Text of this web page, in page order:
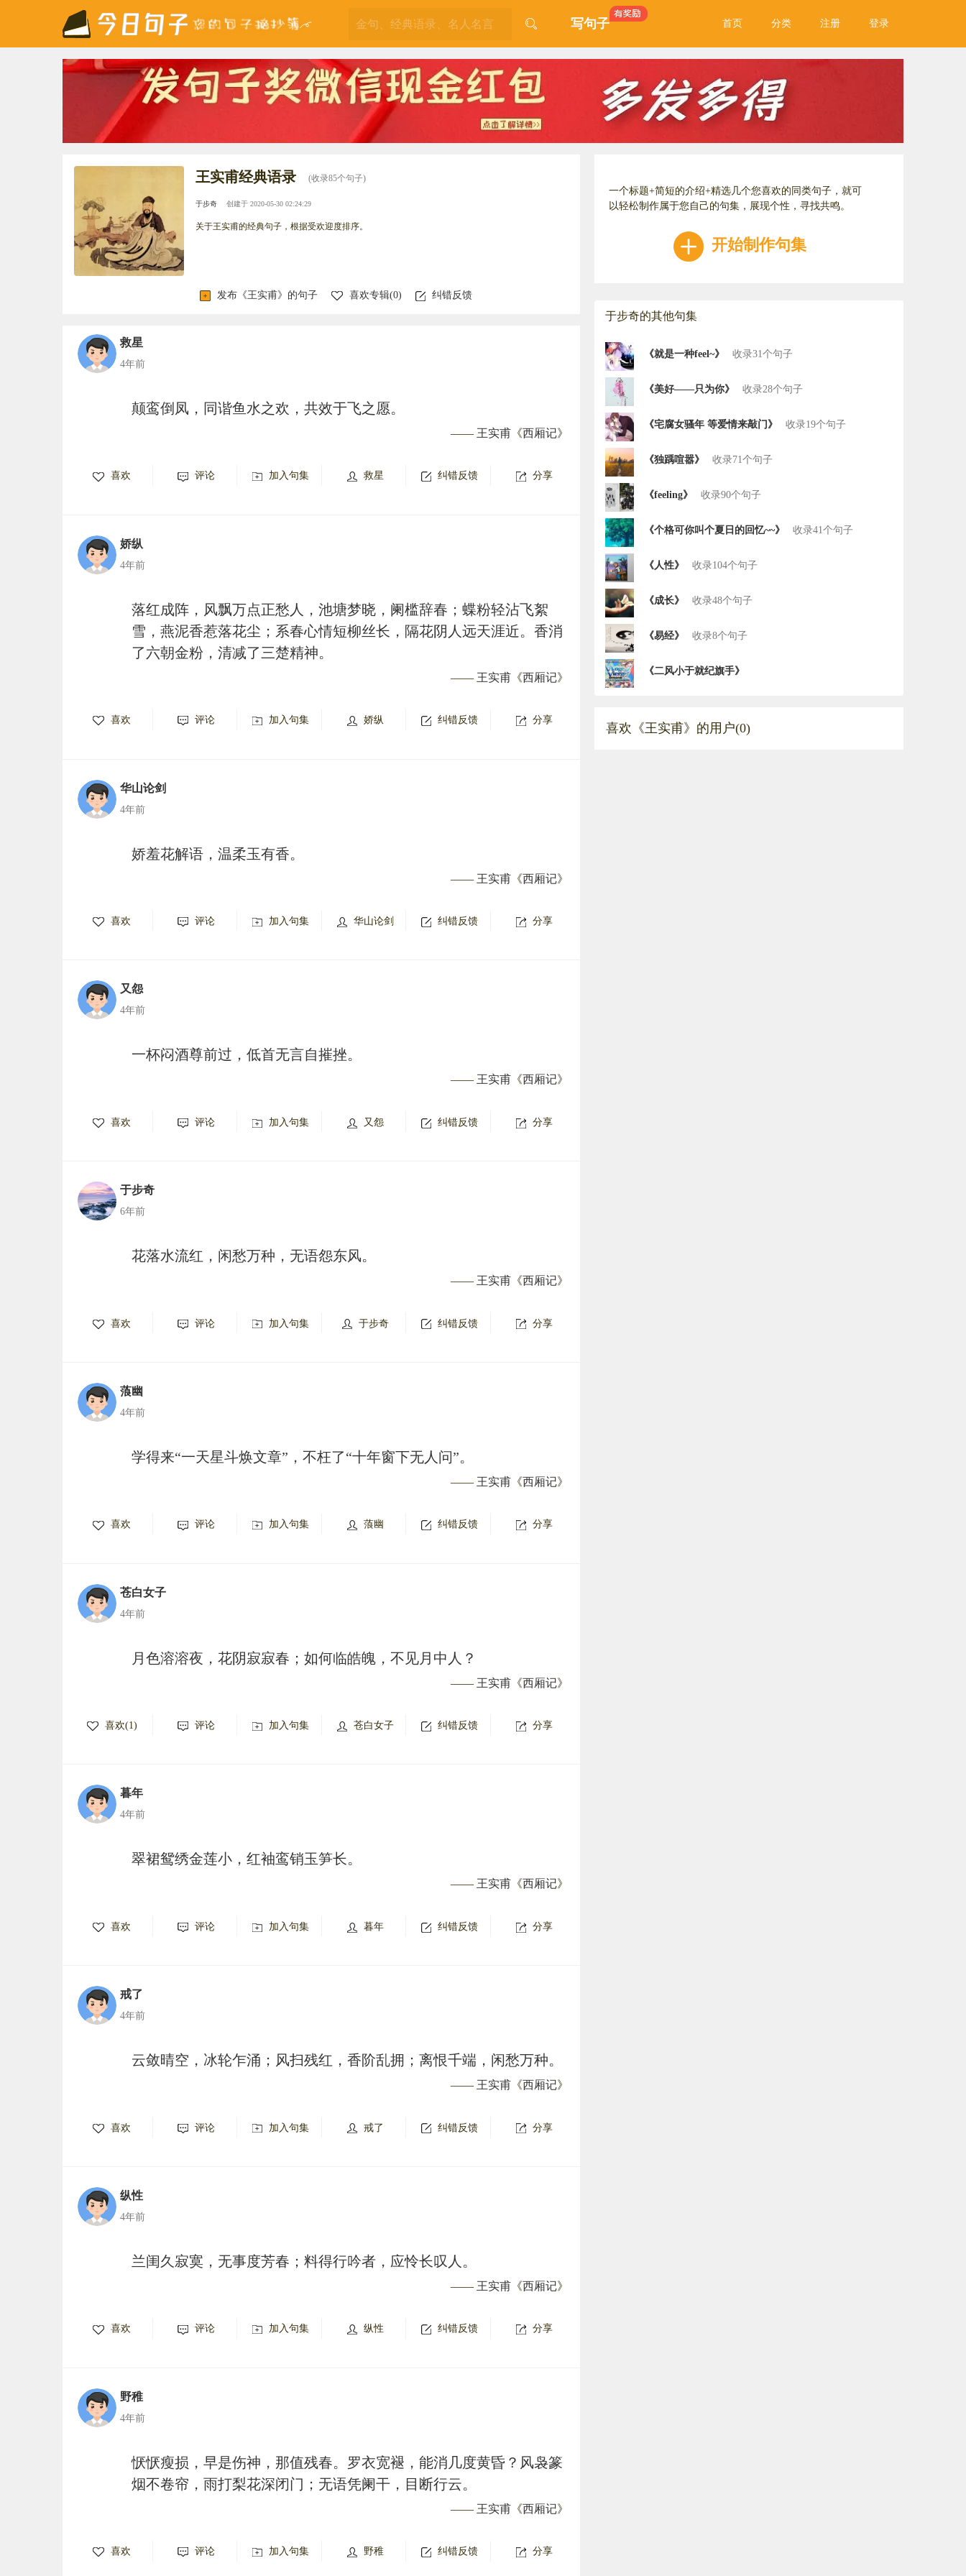
写句子 首页 分类 注册 登录
王实甫经典语录 (收录85个句子)
于步奇 创建于 2020-05-30 02:24:29
关于王实甫的经典句子，根据受欢迎度排序。
发布《王实甫》的句子 喜欢专辑(0) 纠错反馈
救星
4年前
颠鸾倒凤，同谐鱼水之欢，共效于飞之愿。
—— 王实甫 《西厢记》
喜欢 评论 加入句集 救星 纠错反馈 分享
娇纵
4年前
落红成阵，风飘万点正愁人，池塘梦晓，阑槛辞春；蝶粉轻沾飞絮
雪，燕泥香惹落花尘；系春心情短柳丝长，隔花阴人远天涯近。香消
了六朝金粉，清减了三楚精神。
—— 王实甫 《西厢记》
喜欢 评论 加入句集 娇纵 纠错反馈 分享
华山论剑
4年前
娇羞花解语，温柔玉有香。
—— 王实甫 《西厢记》
喜欢 评论 加入句集 华山论剑 纠错反馈 分享
又怨
4年前
一杯闷酒尊前过，低首无言自摧挫。
—— 王实甫 《西厢记》
喜欢 评论 加入句集 又怨 纠错反馈 分享
于步奇
6年前
花落水流红，闲愁万种，无语怨东风。
—— 王实甫 《西厢记》
喜欢 评论 加入句集 于步奇 纠错反馈 分享
蒗幽
4年前
学得来“一天星斗焕文章”，不枉了“十年窗下无人问”。
—— 王实甫 《西厢记》
喜欢 评论 加入句集 蒗幽 纠错反馈 分享
苍白女子
4年前
月色溶溶夜，花阴寂寂春；如何临皓魄，不见月中人？
—— 王实甫 《西厢记》
喜欢(1) 评论 加入句集 苍白女子 纠错反馈 分享
暮年
4年前
翠裙鸳绣金莲小，红袖鸾销玉笋长。
—— 王实甫 《西厢记》
喜欢 评论 加入句集 暮年 纠错反馈 分享
戒了
4年前
云敛晴空，冰轮乍涌；风扫残红，香阶乱拥；离恨千端，闲愁万种。
—— 王实甫 《西厢记》
喜欢 评论 加入句集 戒了 纠错反馈 分享
纵性
4年前
兰闺久寂寞，无事度芳春；料得行吟者，应怜长叹人。
—— 王实甫 《西厢记》
喜欢 评论 加入句集 纵性 纠错反馈 分享
野稚
4年前
恹恹瘦损，早是伤神，那值残春。罗衣宽褪，能消几度黄昏？风袅篆
烟不卷帘，雨打梨花深闭门；无语凭阑干，目断行云。
—— 王实甫 《西厢记》
喜欢 评论 加入句集 野稚 纠错反馈 分享
一个标题+简短的介绍+精选几个您喜欢的同类句子，就可
以轻松制作属于您自己的句集，展现个性，寻找共鸣。
开始制作句集
于步奇的其他句集
《就是一种feel~》 收录31个句子
《美好——只为你》 收录28个句子
《宅腐女骚年 等爱情来敲门》 收录19个句子
《独踽喧嚣》 收录71个句子
《feeling》 收录90个句子
《个格可你叫个夏日的回忆~~》 收录41个句子
《人性》 收录104个句子
《成长》 收录48个句子
《易经》 收录8个句子
《二风小于就纪旗手》
喜欢《王实甫》的用户(0)